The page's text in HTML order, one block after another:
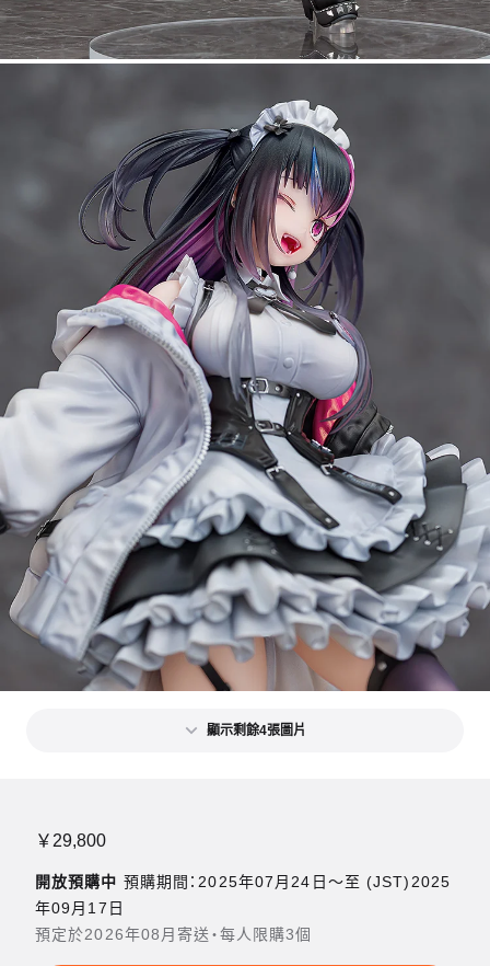
顯示剩餘4張圖片
￥29,800
開放預購中 預購期間：2025年07月24日〜至 (JST)2025
年09月17日
預定於2026年08月寄送・每人限購3個